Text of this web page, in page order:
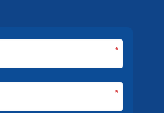
*
*